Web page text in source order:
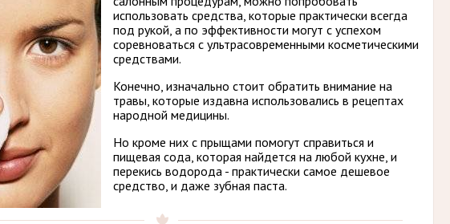
использовать средства, которые практически всегда
под рукой, а по эффективности могут с успехом
соревноваться с ультрасовременными косметическими
средствами.
Конечно, изначально стоит обратить внимание на
травы, которые издавна использовались в рецептах
народной медицины.
Но кроме них с прыщами помогут справиться и
пищевая сода, которая найдется на любой кухне, и
перекись водорода - практически самое дешевое
средство, и даже зубная паста.